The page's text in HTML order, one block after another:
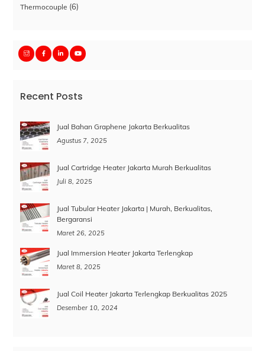
Thermocouple 66
Recent Posts
Jual Bahan Graphene Jakarta Berkualitas
Agustus 7, 2025
Jual Cartridge Heater Jakarta Murah Berkualitas
Juli 8, 2025
Jual Tubular Heater Jakarta | Murah, Berkualitas,
Bergaransi
Maret 26, 2025
Jual Immersion Heater Jakarta Terlengkap
Maret 8, 2025
Jual Coil Heater Jakarta Terlengkap Berkualitas 2025
Desember 10, 2024